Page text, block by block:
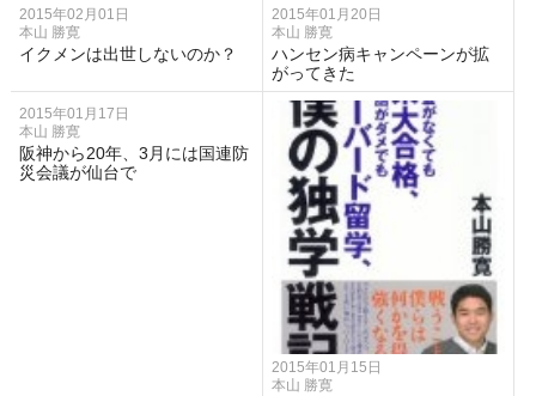
2015年02月01日
本山 勝寛
イクメンは出世しないのか？
2015年01月20日
本山 勝寛
ハンセン病キャンペーンが拡
がってきた
2015年01月17日
本山 勝寛
阪神から20年、3月には国連防
災会議が仙台で
2015年01月15日
本山 勝寛